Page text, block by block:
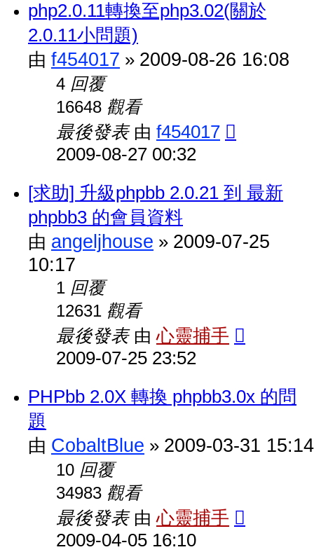
php2.0.11轉換至php3.02(關於
2.0.11小問題)
由 f454017 » 2009-08-26 16:08
4 回覆
16648 觀看
最後發表 由 f454017
2009-08-27 00:32
[求助] 升級phpbb 2.0.21 到 最新
phpbb3 的會員資料
由 angeljhouse » 2009-07-25
10:17
1 回覆
12631 觀看
最後發表 由心靈捕手
2009-07-25 23:52
PHPbb 2.0X 轉換 phpbb3.0x 的問
題
由 CobaltBlue » 2009-03-31 15:14
10 回覆
34983 觀看
最後發表 由心靈捕手
2009-04-05 16:10